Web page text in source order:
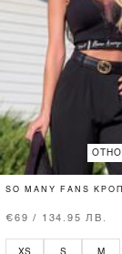
SO MANY FANS
€69 / 134.95 ЛВ.